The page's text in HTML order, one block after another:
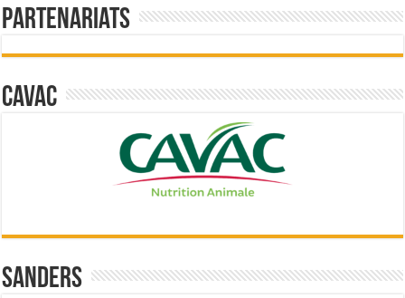
Partenariats
Cavac
Sanders